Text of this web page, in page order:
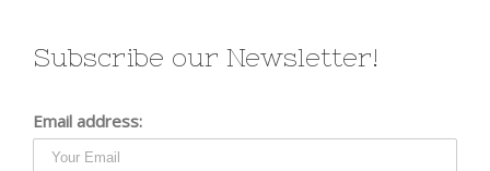
Subscribe our Newsletter!
Email address: